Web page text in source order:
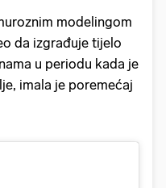
modelingom
da izgrađuje tijelo
u periodu kada je
imala je poremećaj